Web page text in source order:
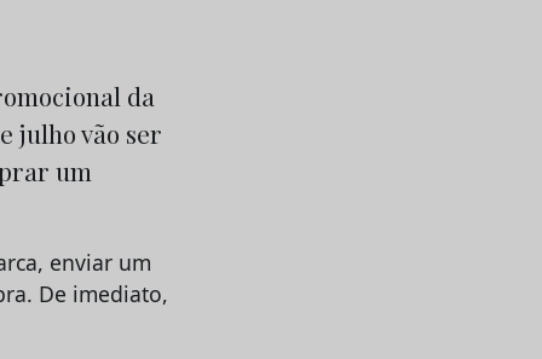
da
julho vão ser
um
enviar um
De imediato,